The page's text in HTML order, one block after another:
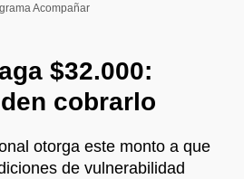
Acompañar
$32.000:
cobrarlo
otorga este monto a que
de vulnerabilidad